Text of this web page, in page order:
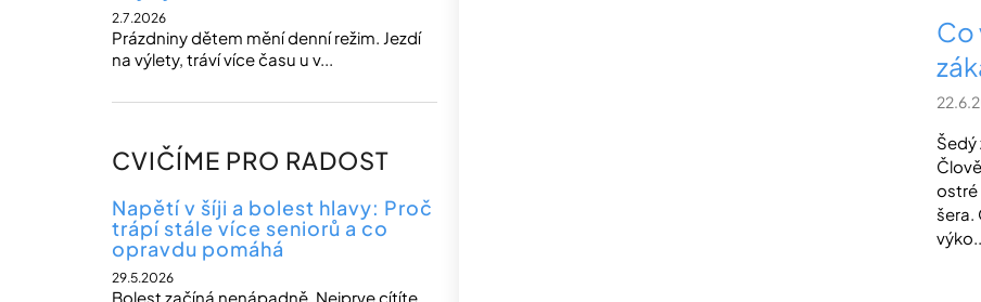
2.7.2026
Prázdniny dětem mění denní režim. Jezdí
na výlety, tráví více času u v...
CVIČÍME PRO RADOST
Napětí v šíji a bolest hlavy: Proč
trápí stále více seniorů a co
opravdu pomáhá
29.5.2026
Bolest začíná nenápadně. Nejprve cítíte
Co
Šedý
ostré
šera.